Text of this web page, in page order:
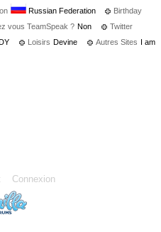
Russian Federation
Birthday
vous TeamSpeak ? Non
Twitter
Loisirs Devine Autres Sites I am
Connexion